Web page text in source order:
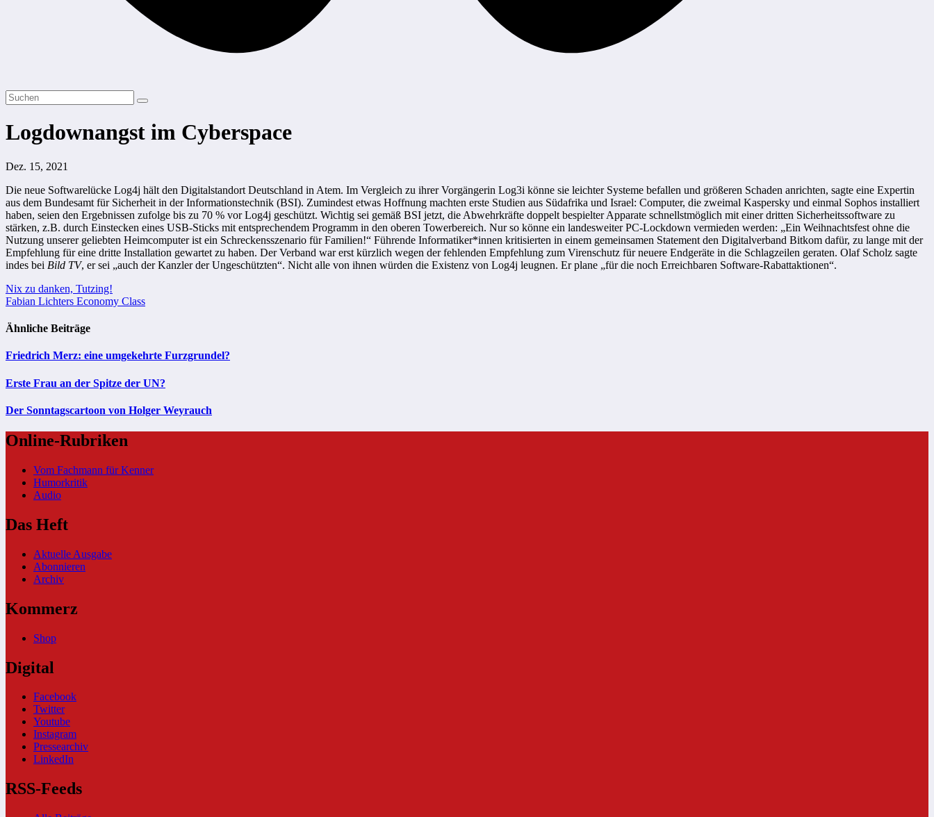
Logdownangst im Cyberspace
Dez. 15, 2021
Die neue Softwarelücke Log4j hält den Digitalstandort Deutschland in Atem. Im Vergleich zu ihrer Vorgängerin Log3i könne sie leichter Systeme befallen und größeren Schaden anrichten, sagte eine Expertin
aus dem Bundesamt für Sicherheit in der Informationstechnik (BSI). Zumindest etwas Hoffnung machten erste Studien aus Südafrika und Israel: Computer, die zweimal Kaspersky und einmal Sophos installiert
haben, seien den Ergebnissen zufolge bis zu 70 % vor Log4j geschützt. Wichtig sei gemäß BSI jetzt, die Abwehrkräfte doppelt bespielter Apparate schnellstmöglich mit einer dritten Sicherheitssoftware zu
stärken, z.B. durch Einstecken eines USB-Sticks mit entsprechendem Programm in den oberen Towerbereich. Nur so könne ein landesweiter PC-Lockdown vermieden werden: „Ein Weihnachtsfest ohne die
Nutzung unserer geliebten Heimcomputer ist ein Schreckensszenario für Familien!“ Führende Informatiker*innen kritisierten in einem gemeinsamen Statement den Digitalverband Bitkom dafür, zu lange mit der
Empfehlung für eine dritte Installation gewartet zu haben. Der Verband war erst kürzlich wegen der fehlenden Empfehlung zum Virenschutz für neuere Endgeräte in die Schlagzeilen geraten. Olaf Scholz sagte
indes bei Bild TV, er sei „auch der Kanzler der Ungeschützten“. Nicht alle von ihnen würden die Existenz von Log4j leugnen. Er plane „für die noch Erreichbaren Software-Rabattaktionen“.
Beitragsnavigation
Nix zu danken, Tutzing!
Fabian Lichters Economy Class
Ähnliche Beiträge
Friedrich Merz: eine umgekehrte Furzgrundel?
Erste Frau an der Spitze der UN?
Der Sonntagscartoon von Holger Weyrauch
Online-Rubriken
Vom Fachmann für Kenner
Humorkritik
Audio
Das Heft
Aktuelle Ausgabe
Abonnieren
Archiv
Kommerz
Shop
Digital
Facebook
Twitter
Youtube
Instagram
Pressearchiv
LinkedIn
RSS-Feeds